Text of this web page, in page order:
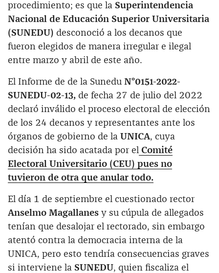
procedimiento; es que la Superintendencia
Nacional de Educación Superior Universitaria
(SUNEDU) desconoció a los decanos que
fueron elegidos de manera irregular e ilegal
entre marzo y abril de este año.
El Informe de de la Sunedu N°0151-2022-
SUNEDU-02-13, de fecha 27 de julio del 2022
declaró inválido el proceso electoral de elección
de los 24 decanos y representantes ante los
órganos de gobierno de la UNICA, cuya
decisión ha sido acatada por el Comité
Electoral Universitario (CEU) pues no
tuvieron de otra que anular todo.
El día 1 de septiembre el cuestionado rector
Anselmo Magallanes y su cúpula de allegados
tenían que desalojar el rectorado, sin embargo
atentó contra la democracia interna de la
UNICA, pero esto tendría consecuencias graves
si interviene la SUNEDU, quien fiscaliza el